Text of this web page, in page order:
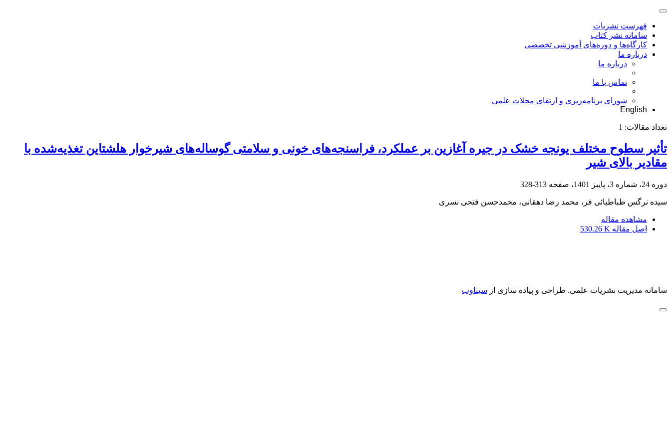
فهرست نشریات
سامانه نشر کتاب
کارگاه‌ها و دوره‌های آموزشی تخصصی
درباره ما
درباره ما
تماس با ما
شورای برنامه‌ریزی و ارتقای مجلات علمی
English
تعداد مقالات: 1
تأثیر سطوح مختلف یونجه خشک در جیره آغازین بر عملکرد، فراسنجه‌های خونی و سلامتی گوساله‌های شیرخوار هلشتاین تغذیه‌شده با
مقادیر بالای شیر
دوره 24، شماره 3، پاییز 1401، صفحه 313-328
سیده نرگس طباطبائی فر، محمد رضا دهقانی، محمدحسن فتحی نسری
مشاهده مقاله
اصل مقاله 530.26 K
سامانه مدیریت نشریات علمی. طراحی و پیاده سازی از سیناوب